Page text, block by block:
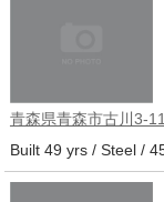
青森県青森市古川3-